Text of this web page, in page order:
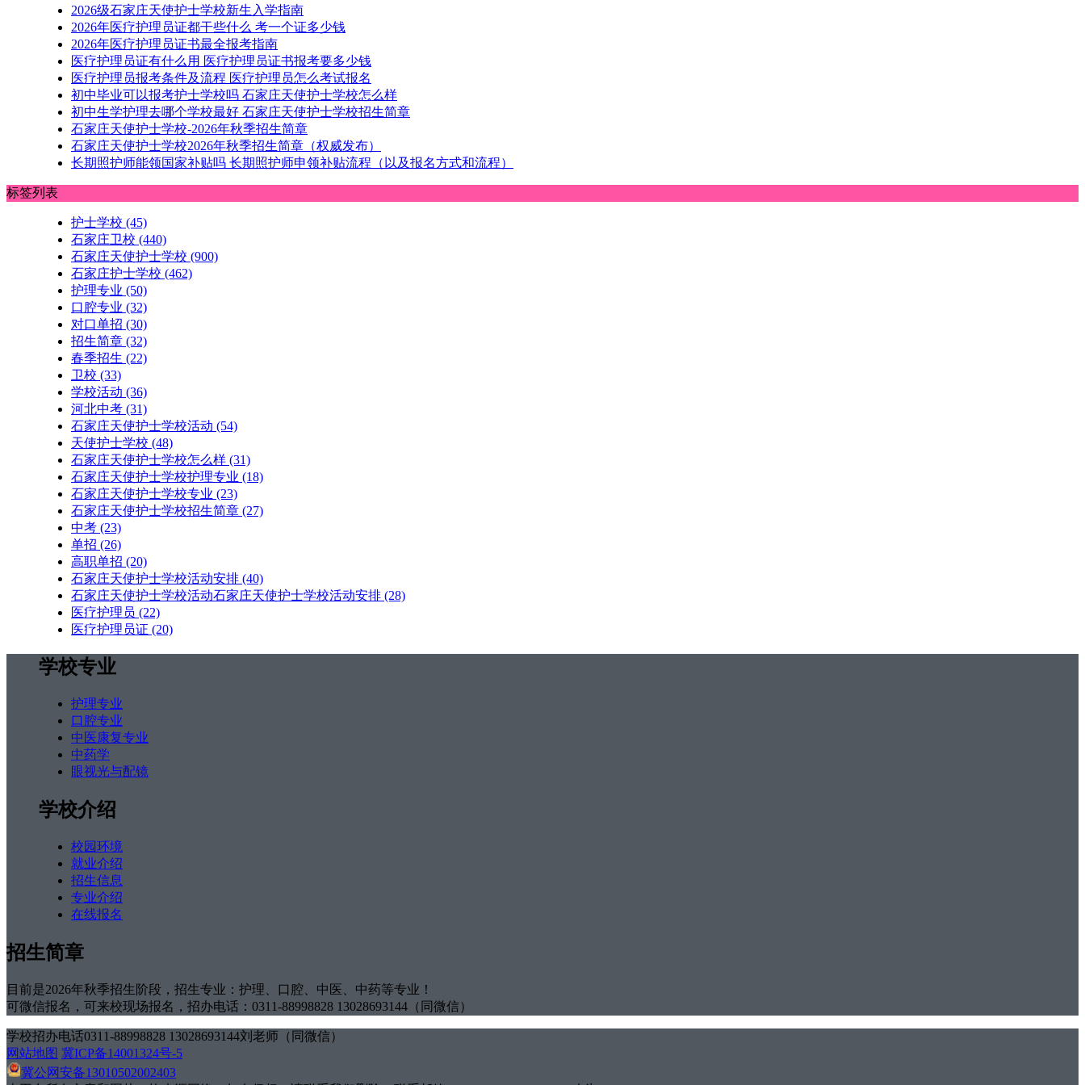
2026级石家庄天使护士学校新生入学指南
2026年医疗护理员证都干些什么 考一个证多少钱
2026年医疗护理员证书最全报考指南
医疗护理员证有什么用 医疗护理员证书报考要多少钱
医疗护理员报考条件及流程 医疗护理员怎么考试报名
初中毕业可以报考护士学校吗 石家庄天使护士学校怎么样
初中生学护理去哪个学校最好 石家庄天使护士学校招生简章
石家庄天使护士学校-2026年秋季招生简章
石家庄天使护士学校2026年秋季招生简章（权威发布）
长期照护师能领国家补贴吗 长期照护师申领补贴流程（以及报名方式和流程）
标签列表
护士学校 (45)
石家庄卫校 (440)
石家庄天使护士学校 (900)
石家庄护士学校 (462)
护理专业 (50)
口腔专业 (32)
对口单招 (30)
招生简章 (32)
春季招生 (22)
卫校 (33)
学校活动 (36)
河北中考 (31)
石家庄天使护士学校活动 (54)
天使护士学校 (48)
石家庄天使护士学校怎么样 (31)
石家庄天使护士学校护理专业 (18)
石家庄天使护士学校专业 (23)
石家庄天使护士学校招生简章 (27)
中考 (23)
单招 (26)
高职单招 (20)
石家庄天使护士学校活动安排 (40)
石家庄天使护士学校活动石家庄天使护士学校活动安排 (28)
医疗护理员 (22)
医疗护理员证 (20)
学校专业
护理专业
口腔专业
中医康复专业
中药学
眼视光与配镜
学校介绍
校园环境
就业介绍
招生信息
专业介绍
在线报名
招生简章
目前是2026年秋季招生阶段，招生专业：护理、口腔、中医、中药等专业！
可微信报名，可来校现场报名，招办电话：0311-88998828 13028693144（同微信）
学校招办电话0311-88998828 13028693144刘老师（同微信）
网站地图 冀ICP备14001324号-5
冀公网安备13010502002403